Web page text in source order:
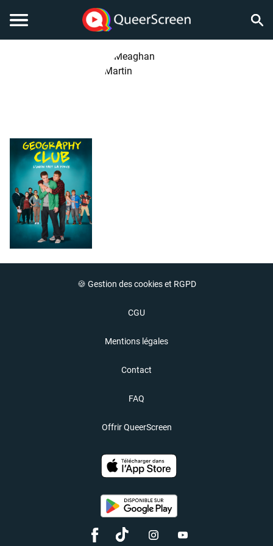
🍪 Gestion des cookies et RGPD
CGU
Mentions légales
Contact
FAQ
Offrir QueerScreen